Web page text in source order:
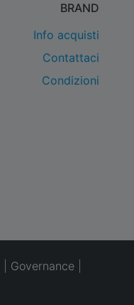
BRAND
Info acquisti
Contattaci
Condizioni
Governance